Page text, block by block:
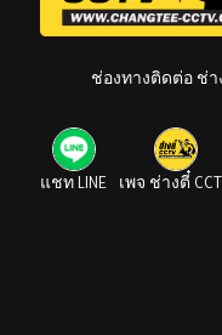
ช่องทางติดต่อ ช่าง
แชท LINE เพจ ช่างตี๋